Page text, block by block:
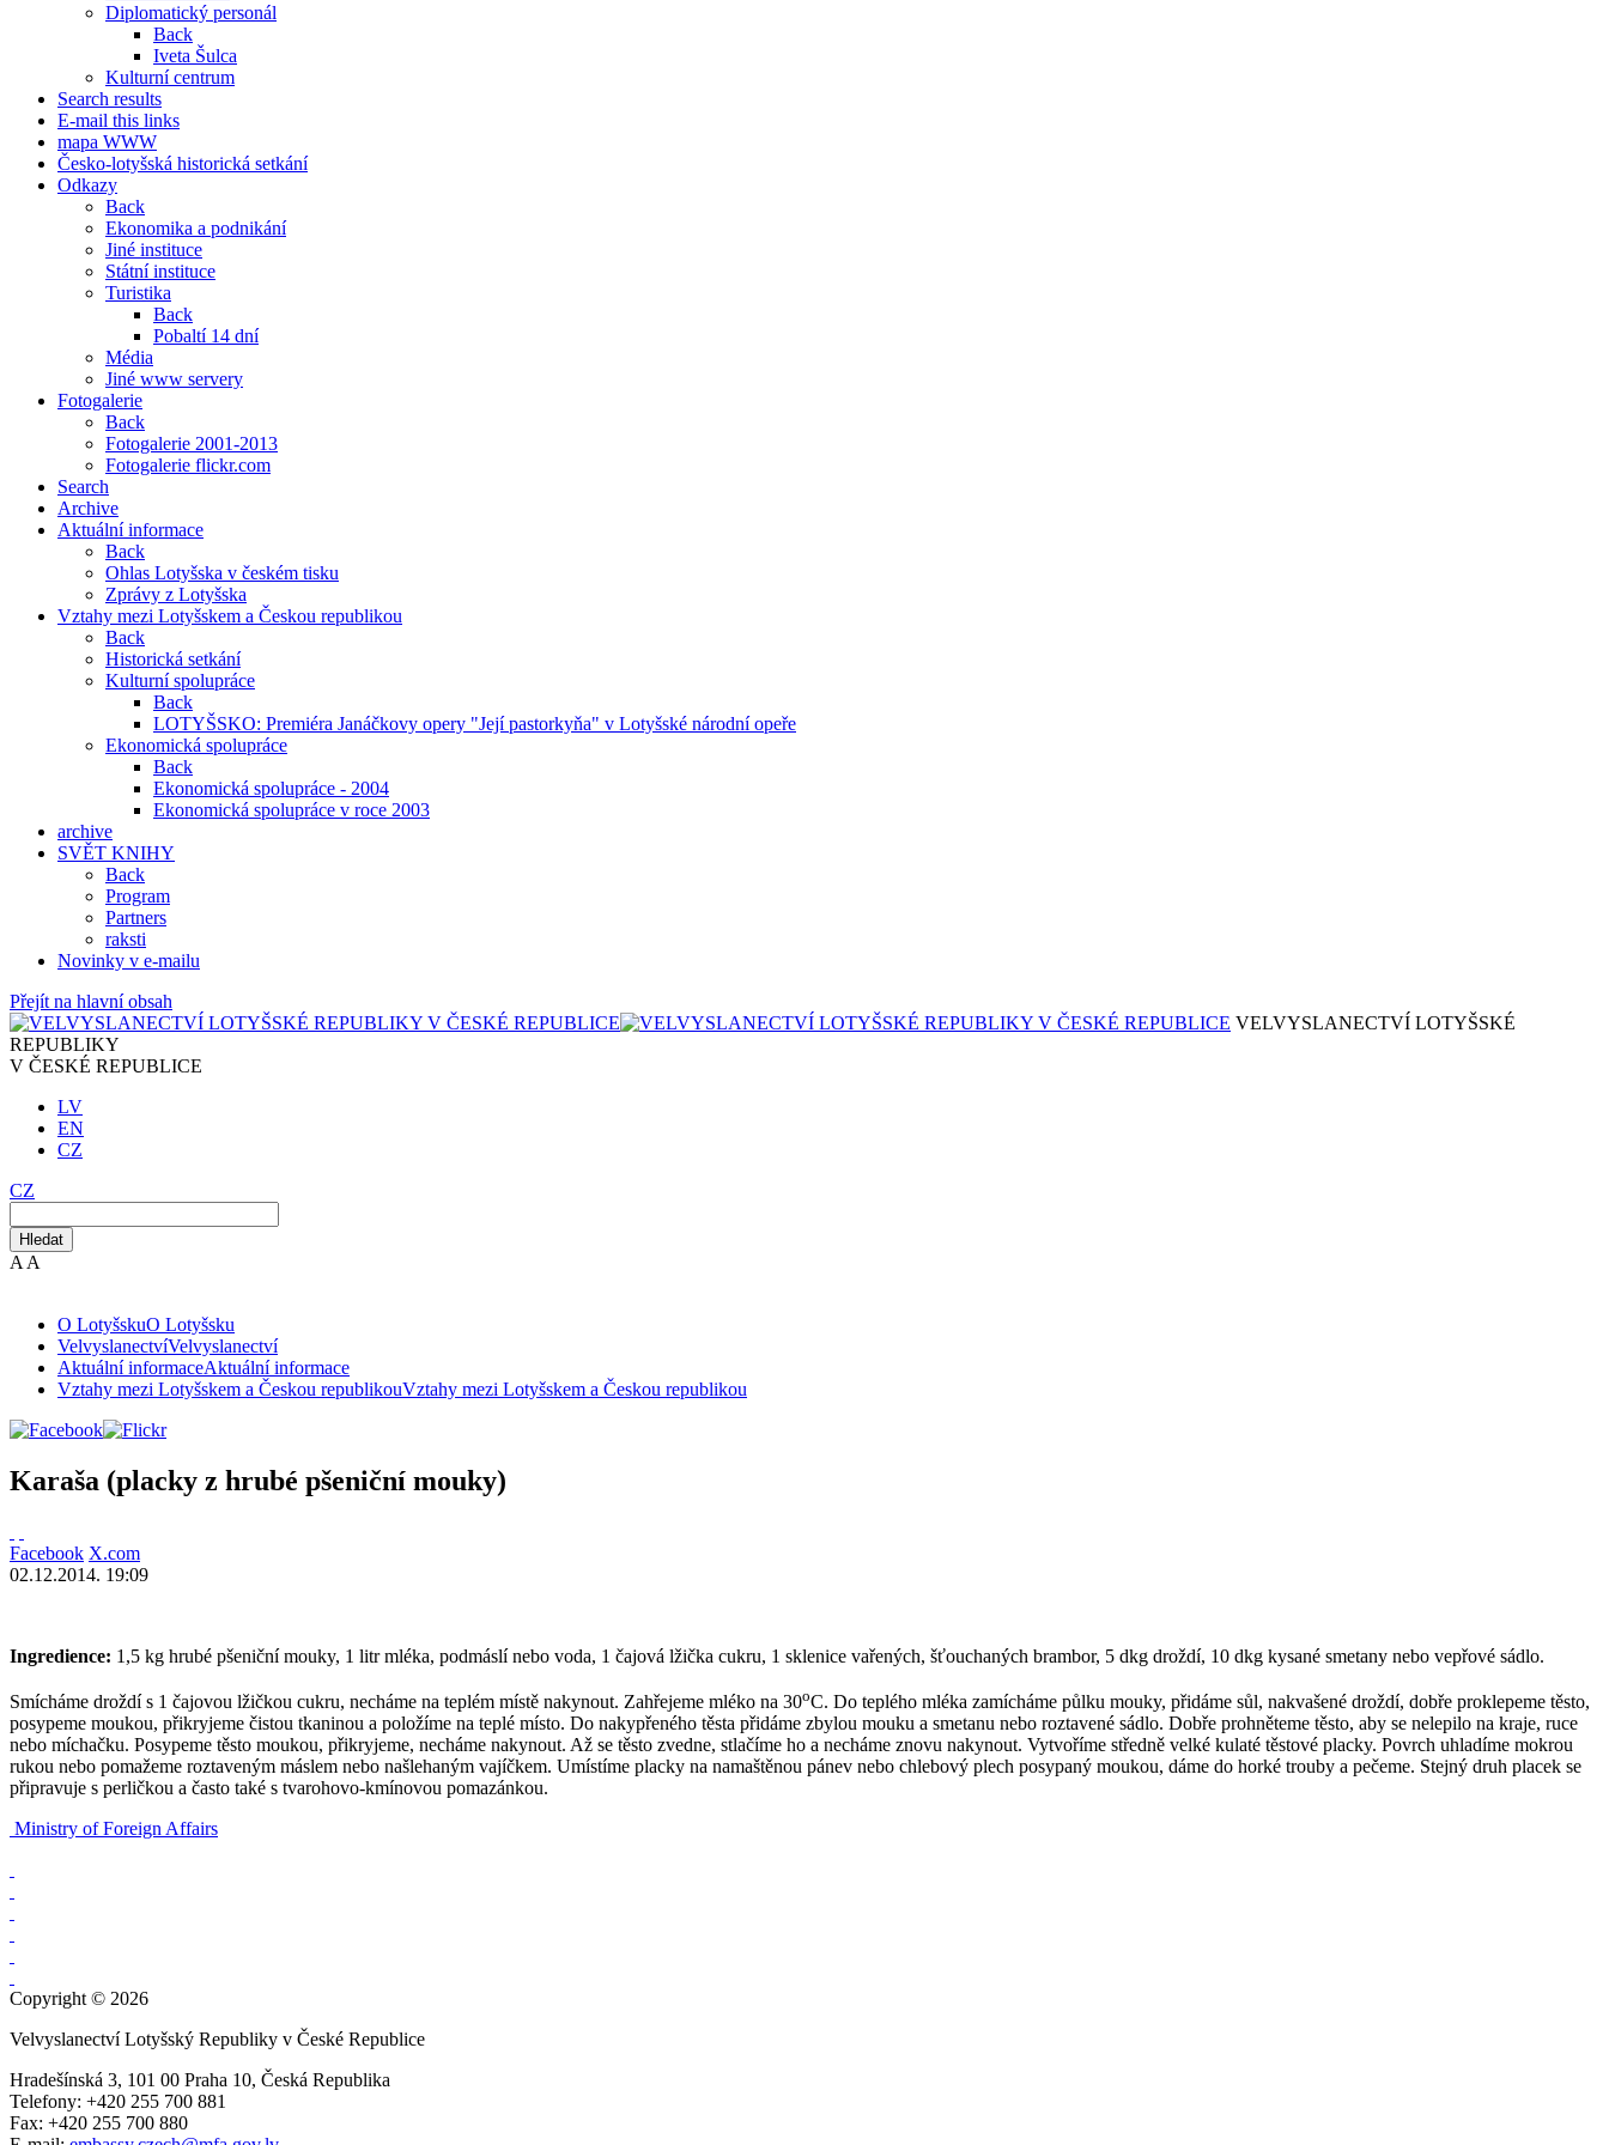
Diplomatický personál
Back
Iveta Šulca
Kulturní centrum
Search results
E-mail this links
mapa WWW
Česko-lotyšská historická setkání
Odkazy
Back
Ekonomika a podnikání
Jiné instituce
Státní instituce
Turistika
Back
Pobaltí 14 dní
Média
Jiné www servery
Fotogalerie
Back
Fotogalerie 2001-2013
Fotogalerie flickr.com
Search
Archive
Aktuální informace
Back
Ohlas Lotyšska v českém tisku
Zprávy z Lotyšska
Vztahy mezi Lotyšskem a Českou republikou
Back
Historická setkání
Kulturní spolupráce
Back
LOTYŠSKO: Premiéra Janáčkovy opery "Její pastorkyňa" v Lotyšské národní opeře
Ekonomická spolupráce
Back
Ekonomická spolupráce - 2004
Ekonomická spolupráce v roce 2003
archive
SVĚT KNIHY
Back
Program
Partners
raksti
Novinky v e-mailu
Přejít na hlavní obsah
VELVYSLANECTVÍ LOTYŠSKÉ
REPUBLIKY
V ČESKÉ REPUBLICE
LV
EN
CZ
CZ
Hledat
A A
O LotyšskuO Lotyšsku
VelvyslanectvíVelvyslanectví
Aktuální informaceAktuální informace
Vztahy mezi Lotyšskem a Českou republikouVztahy mezi Lotyšskem a Českou republikou
Karaša (placky z hrubé pšeniční mouky)
Facebook X.com
02.12.2014. 19:09
Ingredience: 1,5 kg hrubé pšeniční mouky, 1 litr mléka, podmáslí nebo voda, 1 čajová lžička cukru, 1 sklenice vařených, šťouchaných brambor, 5 dkg droždí, 10 dkg kysané smetany nebo vepřové sádlo.
Smícháme droždí s 1 čajovou lžičkou cukru, necháme na teplém místě nakynout. Zahřejeme mléko na 30oC. Do teplého mléka zamícháme půlku mouky, přidáme sůl, nakvašené droždí, dobře proklepeme těsto,
posypeme moukou, přikryjeme čistou tkaninou a položíme na teplé místo. Do nakypřeného těsta přidáme zbylou mouku a smetanu nebo roztavené sádlo. Dobře prohněteme těsto, aby se nelepilo na kraje, ruce
nebo míchačku. Posypeme těsto moukou, přikryjeme, necháme nakynout. Až se těsto zvedne, stlačíme ho a necháme znovu nakynout. Vytvoříme středně velké kulaté těstové placky. Povrch uhladíme mokrou
rukou nebo pomažeme roztaveným máslem nebo našlehaným vajíčkem. Umístíme placky na namaštěnou pánev nebo chlebový plech posypaný moukou, dáme do horké trouby a pečeme. Stejný druh placek se
připravuje s perličkou a často také s tvarohovo-kmínovou pomazánkou.
Ministry of Foreign Affairs
Copyright © 2026
Velvyslanectví Lotyšský Republiky v České Republice
Hradešínská 3, 101 00 Praha 10, Česká Republika
Telefony: +420 255 700 881
Fax: +420 255 700 880